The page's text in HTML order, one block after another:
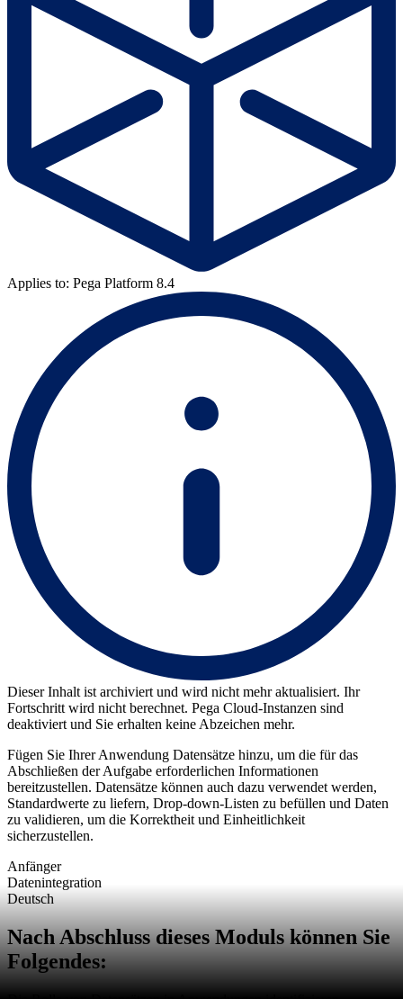
Applies to: Pega Platform 8.4
Dieser Inhalt ist archiviert und wird nicht mehr aktualisiert. Ihr
Fortschritt wird nicht berechnet. Pega Cloud-Instanzen sind
deaktiviert und Sie erhalten keine Abzeichen mehr.
Fügen Sie Ihrer Anwendung Datensätze hinzu, um die für das
Abschließen der Aufgabe erforderlichen Informationen
bereitzustellen. Datensätze können auch dazu verwendet werden,
Standardwerte zu liefern, Drop-down-Listen zu befüllen und Daten
zu validieren, um die Korrektheit und Einheitlichkeit
sicherzustellen.
Anfänger
Datenintegration
Deutsch
Nach Abschluss dieses Moduls können Sie
Folgendes: